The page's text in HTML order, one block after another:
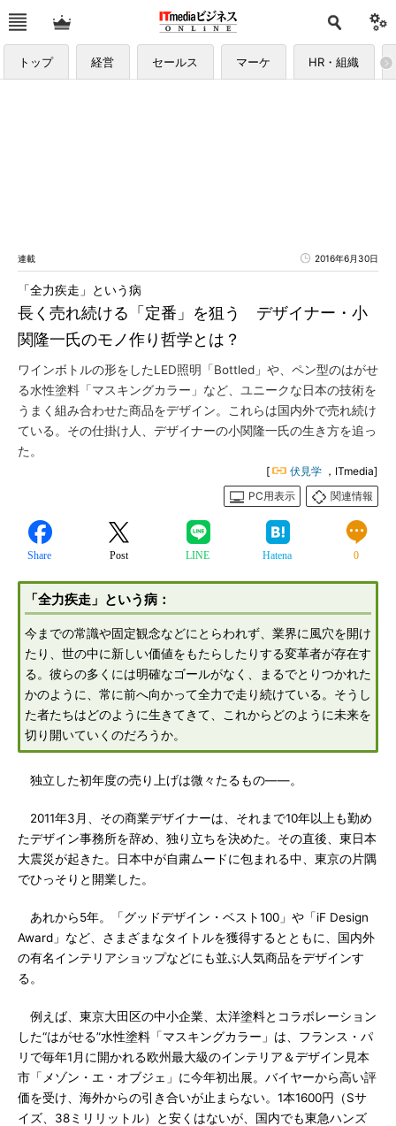
トップ 経営 セールス マーケ HR・組織
連載 2016年6月30日
長く売れ続ける「定番」を狙う デザイナー・小
関隆一氏のモノ作り哲学とは？
「全力疾走」という病
ワインボトルの形をしたLED照明「Bottled」や、ペン型のはがせ
る水性塗料「マスキングカラー」など、ユニークな日本の技術を
うまく組み合わせた商品をデザイン。これらは国内外で売れ続け
ている。その仕掛け人、デザイナーの小関隆一氏の生き方を追っ
た。
[ 伏見学 ，ITmedia]
PC用表示
関連情報
Share Post LINE Hatena 0
「全力疾走」という病：
今までの常識や固定観念などにとらわれず、業界に風穴を開け
たり、世の中に新しい価値をもたらしたりする変革者が存在す
る。彼らの多くには明確なゴールがなく、まるでとりつかれた
かのように、常に前へ向かって全力で走り続けている。そうし
た者たちはどのように生きてきて、これからどのように未来を
切り開いていくのだろうか。
独立した初年度の売り上げは微々たるもの――。
2011年3月、その商業デザイナーは、それまで10年以上も勤め
たデザイン事務所を辞め、独り立ちを決めた。その直後、東日本
大震災が起きた。日本中が自粛ムードに包まれる中、東京の片隅
でひっそりと開業した。
あれから5年。「グッドデザイン・ベスト100」や「iF Design
Award」など、さまざまなタイトルを獲得するとともに、国内外
の有名インテリアショップなどにも並ぶ人気商品をデザインす
る。
例えば、東京大田区の中小企業、太洋塗料とコラボレーション
した“はがせる”水性塗料「マスキングカラー」は、フランス・パ
リで毎年1月に開かれる欧州最大級のインテリア＆デザイン見本
市「メゾン・エ・オブジェ」に今年初出展。バイヤーから高い評
価を受け、海外からの引き合いが止まらない。1本1600円（Sサ
イズ、38ミリリットル）と安くはないが、国内でも東急ハンズ